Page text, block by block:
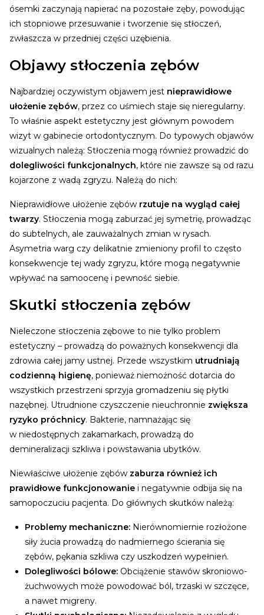
ósemki zaczynają napierać na pozostałe zęby, powodując
ich stopniowe przesuwanie i tworzenie się stłoczeń,
zwłaszcza w przedniej części uzębienia.
Objawy stłoczenia zębów
Najbardziej oczywistym objawem jest nieprawidłowe
ułożenie zębów, przez co uśmiech staje się nieregularny.
To właśnie aspekt estetyczny jest głównym powodem
wizyt w gabinecie ortodontycznym. Do typowych objawów
wizualnych należą: Stłoczenia mogą również prowadzić do
dolegliwości funkcjonalnych, które nie zawsze są od razu
kojarzone z wadą zgryzu. Należą do nich:
Nieprawidłowe ułożenie zębów rzutuje na wygląd całej
twarzy. Stłoczenia mogą zaburzać jej symetrię, prowadząc
do subtelnych, ale zauważalnych zmian w rysach.
Asymetria warg czy delikatnie zmieniony profil to często
konsekwencje tej wady zgryzu, które mogą negatywnie
wpływać na samoocenę i pewność siebie.
Skutki stłoczenia zębów
Nieleczone stłoczenia zębowe to nie tylko problem
estetyczny – prowadzą do poważnych konsekwencji dla
zdrowia całej jamy ustnej. Przede wszystkim utrudniają
codzienną higienę, ponieważ niemożność dotarcia do
wszystkich przestrzeni sprzyja gromadzeniu się płytki
nazębnej. Utrudnione czyszczenie nieuchronnie zwiększa
ryzyko próchnicy. Bakterie, namnażając się
w niedostępnych zakamarkach, prowadzą do
demineralizacji szkliwa i powstawania ubytków.
Niewłaściwe ułożenie zębów zaburza również ich
prawidłowe funkcjonowanie i negatywnie odbija się na
samopoczuciu pacjenta. Do głównych skutków należą:
Problemy mechaniczne: Nierównomiernie rozłożone
siły żucia prowadzą do nadmiernego ścierania się
zębów, pękania szkliwa czy uszkodzeń wypełnień.
Dolegliwości bólowe: Obciążenie stawów skroniowo-
żuchwowych może powodować ból, trzaski w szczęce,
a nawet migreny.